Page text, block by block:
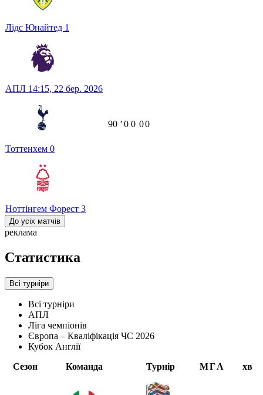
Лідс Юнайтед 1
АПЛ 14:15, 22 бер. 2026
Тоттенхем 0
Ноттінгем Форест 3
90 ʼ0 0 00
До усіх матчів
реклама
Статистика
Всі турніри
Всі турніри
АПЛ
Ліга чемпіонів
Європа – Кваліфікація ЧС 2026
Кубок Англії
Сезон
Команда Турнір МГА хв